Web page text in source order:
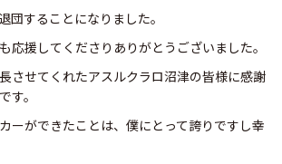
団することになりました。
応援してくださりありがとうございました。
させてくれたアスルクラロ沼津の皆様に感謝
す。
ーができたことは、僕にとって誇りですし幸